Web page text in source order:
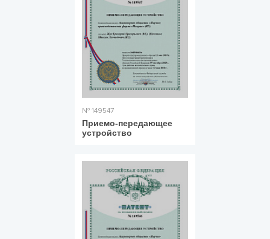
№ 149547
Приемо-передающее
устройство